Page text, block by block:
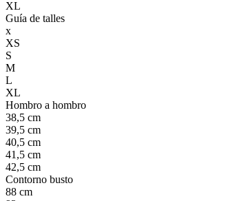
XL
Guía de talles
x
XS
S
M
L
XL
Hombro a hombro
38,5 cm
39,5 cm
40,5 cm
41,5 cm
42,5 cm
Contorno busto
88 cm